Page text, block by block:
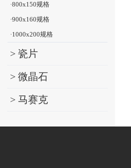
·800x150规格
·900x160规格
·1000x200规格
> 瓷片
> 微晶石
> 马赛克